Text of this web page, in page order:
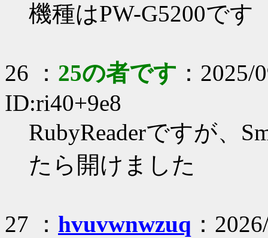
機種はPW-G5200です
26 ： 25の者です ：
ID:ri40+9e8
RubyReaderですが、
たら開けました
27 ： hvuvwnwzuq ：